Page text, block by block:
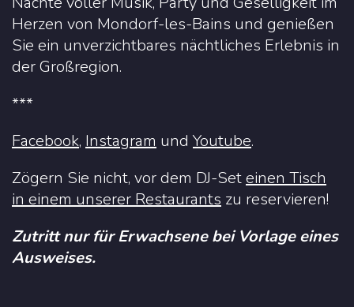
Herzen von Mondorf-les-Bains und genießen
Sie ein unverzichtbares nächtliches Erlebnis in
der Großregion.
***
Facebook, Instagram und Youtube.
Zögern Sie nicht, vor dem DJ-Seteinen Tisch
in einem unserer Restaurants zu reservieren!
Zutritt nur für Erwachsene bei Vorlage eines
Ausweises.